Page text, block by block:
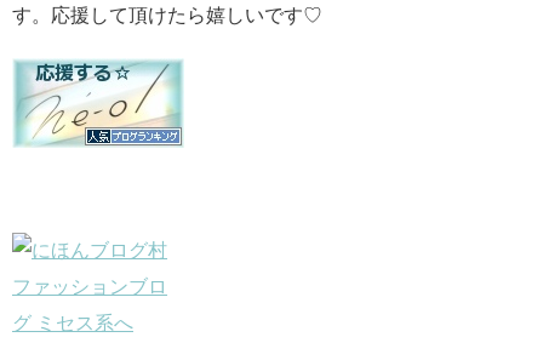
す。応援して頂けたら嬉しいです♡